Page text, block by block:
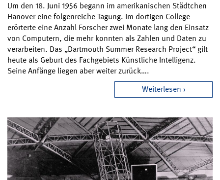
Um den 18. Juni 1956 begann im amerikanischen Städtchen
Hanover eine folgenreiche Tagung. Im dortigen College
erörterte eine Anzahl Forscher zwei Monate lang den Einsatz
von Computern, die mehr konnten als Zahlen und Daten zu
verarbeiten. Das „Dartmouth Summer Research Project“ gilt
heute als Geburt des Fachgebiets Künstliche Intelligenz.
Seine Anfänge liegen aber weiter zurück….
Weiterlesen